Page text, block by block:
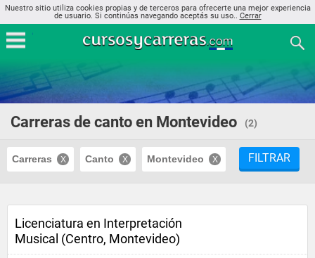
Nuestro sitio utiliza cookies propias y de terceros para ofrecerte una mejor experiencia
de usuario. Si continúas navegando aceptás su uso.. Cerrar
Carreras de canto en Montevideo (2)
Carreras Canto Montevideo FILTRAR
Licenciatura en Interpretación
Musical (Centro, Montevideo)